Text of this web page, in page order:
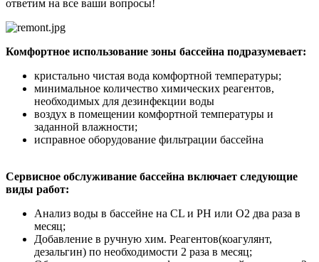
ответим на все ваши вопросы!
Комфортное использование зоны бассейна подразумевает:
кристально чистая вода комфортной температуры;
минимальное количество химических реагентов,
необходимых для дезинфекции воды
воздух в помещении комфортной температуры и
заданной влажности;
исправное оборудование фильтрации бассейна
Сервисное обслуживание бассейна включает следующие
виды работ:
Анализ воды в бассейне на CL и PH или О2 два раза в
месяц;
Добавление в ручную хим. Реагентов(коагулянт,
дезальгин) по необходимости 2 раза в месяц;